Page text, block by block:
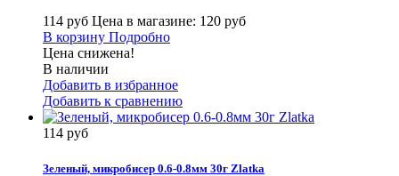
114 руб Цена в магазине: 120 руб
В корзину Подробно
Цена снижена!
В наличии
Добавить в избранное
Добавить к сравнению
114 руб
Зеленый, микробисер 0.6-0.8мм 30г Zlatka